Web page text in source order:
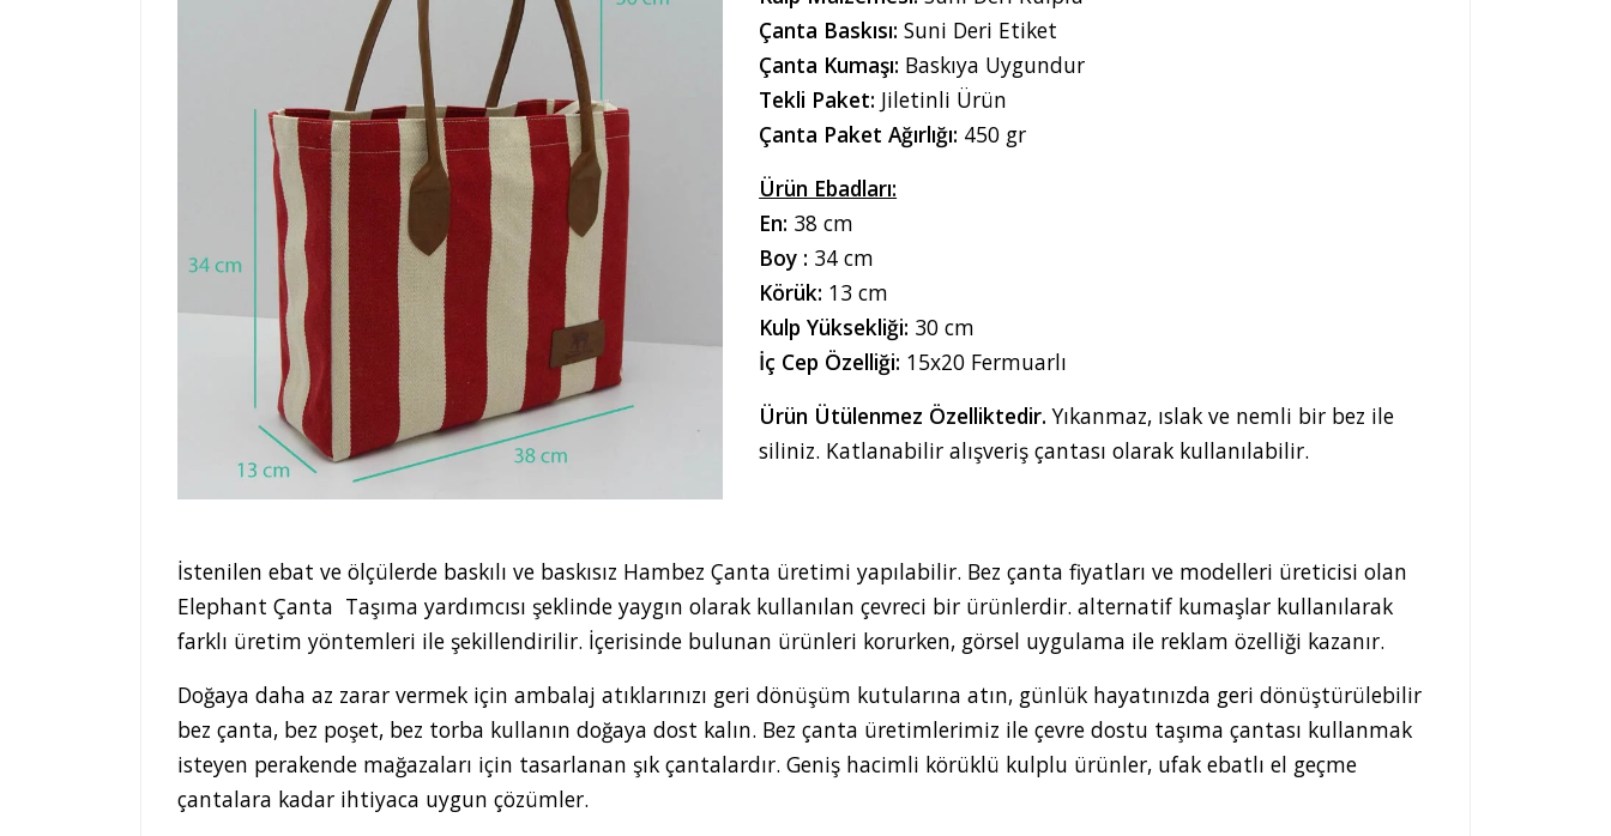
Çanta Baskısı:Suni Deri Etiket
Çanta Kumaşı: Baskıya Uygundur
Tekli Paket: Jiletinli Ürün
Çanta Paket Ağırlığı: 450 gr
Ürün Ebadları:
En: 38 cm
Boy : 34 cm
Körük: 13 cm
Kulp Yüksekliği: 30 cm
İç Cep Özelliği: 15x20 Fermuarlı
Ürün Ütülenmez Özelliktedir.Yıkanmaz, ıslak ve nemli bir bez ile
siliniz. Katlanabilir alışveriş çantası olarak kullanılabilir.
İstenilen ebat ve ölçülerde baskılı ve baskısız Hambez Çanta üretimi yapılabilir. Bez çanta fiyatları ve modelleri üreticisi olan
Elephant Çanta Taşıma yardımcısı şeklinde yaygın olarak kullanılan çevreci bir ürünlerdir. alternatif kumaşlar kullanılarak
farklı üretim yöntemleri ile şekillendirilir. İçerisinde bulunan ürünleri korurken, görsel uygulama ile reklam özelliği kazanır.
Doğaya daha az zarar vermek için ambalaj atıklarınızı geri dönüşüm kutularına atın, günlük hayatınızda geri dönüştürülebilir
bez çanta, bez poşet, bez torba kullanın doğaya dost kalın. Bez çanta üretimlerimiz ile çevre dostu taşıma çantası kullanmak
isteyen perakende mağazaları için tasarlanan şık çantalardır. Geniş hacimli körüklü kulplu ürünler, ufak ebatlı el geçme
çantalara kadar ihtiyaca uygun çözümler.